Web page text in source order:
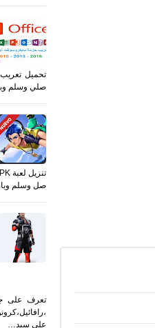
صلي وسلم
صل وسلم
على سيد…